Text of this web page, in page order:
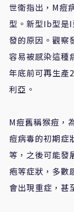
世衛指出，M痘
型。新型Ib型是
發的原因。觀察
容易被感染這種
年底前可再生產
利亞。
M痘舊稱猴痘，
痘病毒的初期症
等，之後可能發
疱等症狀，多數
會出現重症，甚